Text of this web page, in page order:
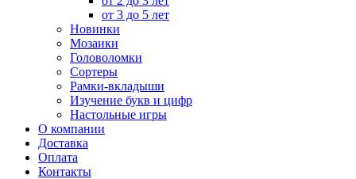
от 3 до 5 лет
Новинки
Мозаики
Головоломки
Сортеры
Рамки-вкладыши
Изучение букв и цифр
Настольные игры
О компании
Доставка
Оплата
Контакты